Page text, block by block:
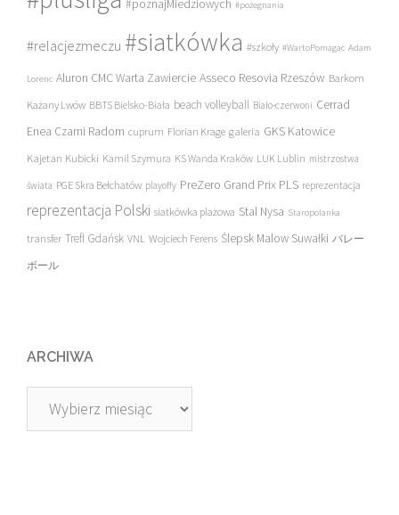
#poznajMiedziowych #pożegnania
#relacjezmeczu #siatkówka #szkoły #WartoPomagac Adam
Lorenc Aluron CMC Warta Zawiercie Asseco Resovia Rzeszów Barkom
Każany Lwów BBTS Bielsko-Biała beach volleyball Biało-czerwoni Cerrad
Enea Czarni Radom cuprum Florian Krage galeria GKS Katowice
Kajetan Kubicki Kamil Szymura KS Wanda Kraków LUK Lublin mistrzostwa
świata PGE Skra Bełchatów playoffy PreZero Grand Prix PLS reprezentacja
reprezentacja Polski siatkówka plażowa Stal Nysa Staropolanka
transfer Trefl Gdańsk VNL Wojciech Ferens Ślepsk Malow Suwałki バレー
ボール
ARCHIWA
Archiwa